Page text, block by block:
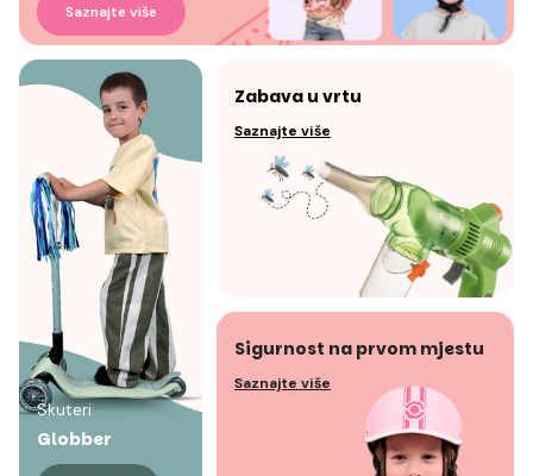
Skuteri
Globber
Saznajte više
Sigurnost na prvom mjestu
Saznajte više
Zabava u vrtu
Saznajte više